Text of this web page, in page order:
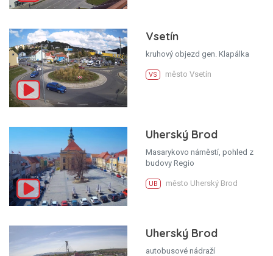
Vsetín
kruhový objezd gen. Klapálka
VS město Vsetín
Uherský Brod
Masarykovo náměstí, pohled z
budovy Regio
UB město Uherský Brod
Uherský Brod
autobusové nádraží